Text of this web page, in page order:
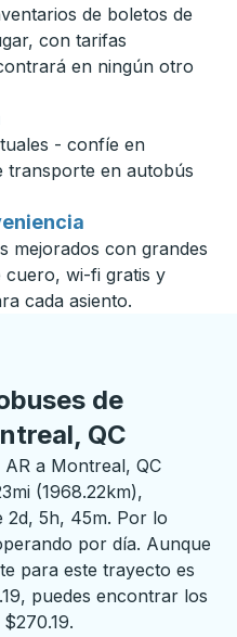
de boletos de
con tarifas
en ningún otro
- confíe en
transporte en autobús
mejorados con grandes
cuero, wi-fi gratis y
cada asiento.
de
QC
a Montreal, QC
(1968.22km),
2d, 5h, 45m. Por lo
por día. Aunque
para este trayecto es
puedes encontrar los